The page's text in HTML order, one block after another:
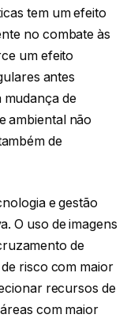
tem um efeito
no combate às
um efeito
antes
mudança de
ambiental não
de
e gestão
O uso de imagens
de
risco com maior
recursos de
com maior